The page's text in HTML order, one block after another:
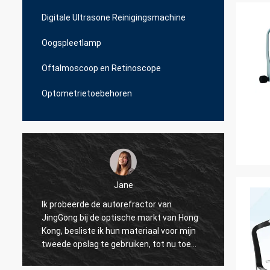
Digitale Ultrasone Reinigingsmachine
Oogspleetlamp
Oftalmoscoop en Retinoscope
Optometrietoebehoren
Jane
Ik probeerde de autorefractor van
JingGong bij de optische markt van Hong
Kong, besliste ik hun materiaal voor mijn
tweede opslag te gebruiken, tot nu toe
gebruiken al mijn 10 winkels over Albanië
Ik
voor
maar
om